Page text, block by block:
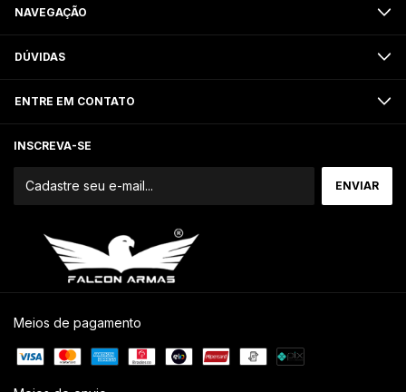
NAVEGAÇÃO
DÚVIDAS
ENTRE EM CONTATO
INSCREVA-SE
Meios de pagamento